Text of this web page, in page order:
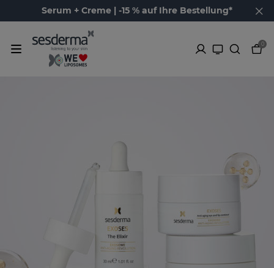
Serum + Creme | -15 % auf Ihre Bestellung*
0